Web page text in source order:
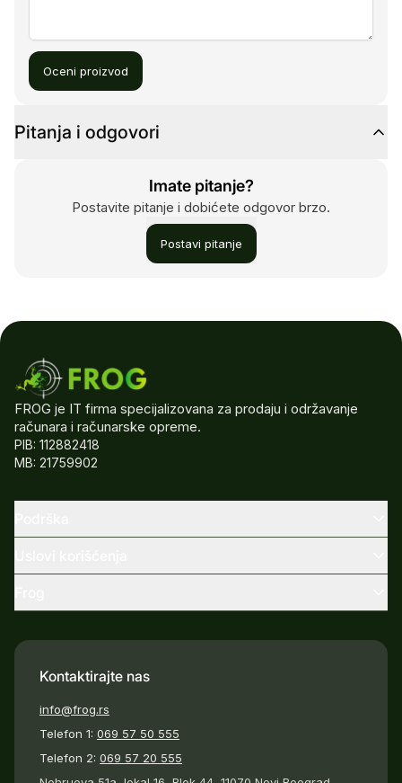
Oceni proizvod
Pitanja i odgovori
Imate pitanje?
Postavite pitanje i dobićete odgovor brzo.
Postavi pitanje
FROG je IT firma specijalizovana za prodaju i održavanje
računara i računarske opreme.
PIB: 112882418
MB: 21759902
Kontaktirajte nas
info@frog.rs
Telefon 1: 069 57 50 555
Telefon 2: 069 57 20 555